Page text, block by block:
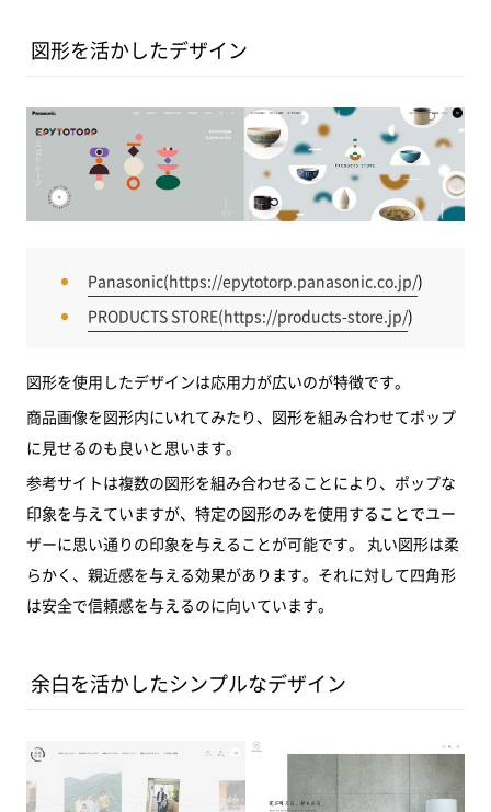
図形を活かしたデザイン
Panasonic(https://epytotorp.panasonic.co.jp/)
PRODUCTS STORE(https://products-store.jp/)
図形を使用したデザインは応用力が広いのが特徴です。
商品画像を図形内にいれてみたり、図形を組み合わせてポップ
に見せるのも良いと思います。
参考サイトは複数の図形を組み合わせることにより、ポップな
印象を与えていますが、特定の図形のみを使用することでユー
ザーに思い通りの印象を与えることが可能です。 丸い図形は柔
らかく、親近感を与える効果があります。それに対して四角形
は安全で信頼感を与えるのに向いています。
余白を活かしたシンプルなデザイン